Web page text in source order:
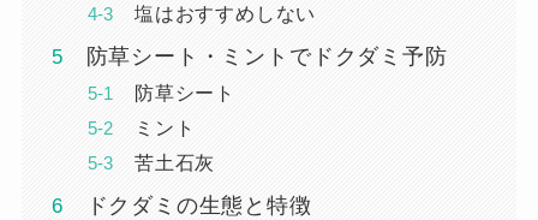
塩はおすすめしない
防草シート・ミントでドクダミ予防
防草シート
ミント
苦土石灰
ドクダミの生態と特徴